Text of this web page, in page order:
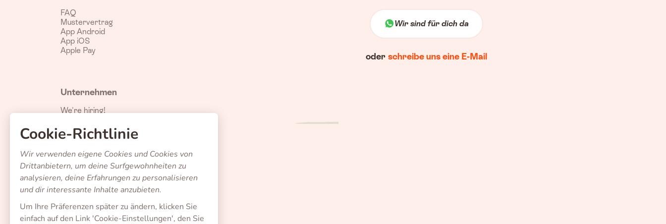
Cookie-Richtlinie
Wir verwenden eigene Cookies und Cookies von
Drittanbietern, um deine Surfgewohnheiten zu
analysieren, deine Erfahrungen zu personalisieren
und dir interessante Inhalte anzubieten.
Um Ihre Präferenzen später zu ändern, klicken Sie
einfach auf den Link 'Cookie-Einstellungen', den Sie
Wir sind für dich da
oder schreibe uns eine E-Mail
FAQ
Mustervertrag
App Android
App iOS
Apple Pay
Unternehmen
We're hiring!
Datenschutzrichtlinie
Cookie-Richtlinie
Barrierefreiheit
Erstinformation
Impressum
Land